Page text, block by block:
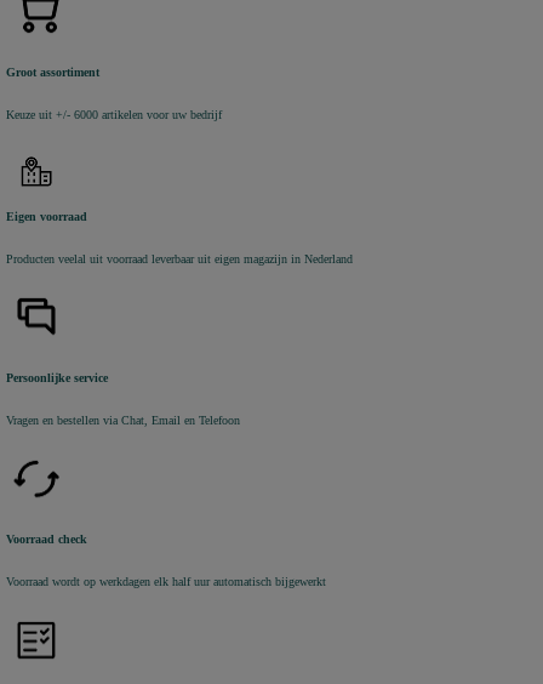
Groot assortiment
Keuze uit +/- 6000 artikelen voor uw bedrijf
Eigen voorraad
Producten veelal uit voorraad leverbaar uit eigen magazijn in Nederland
Persoonlijke service
Vragen en bestellen via Chat, Email en Telefoon
Voorraad check
Voorraad wordt op werkdagen elk half uur automatisch bijgewerkt